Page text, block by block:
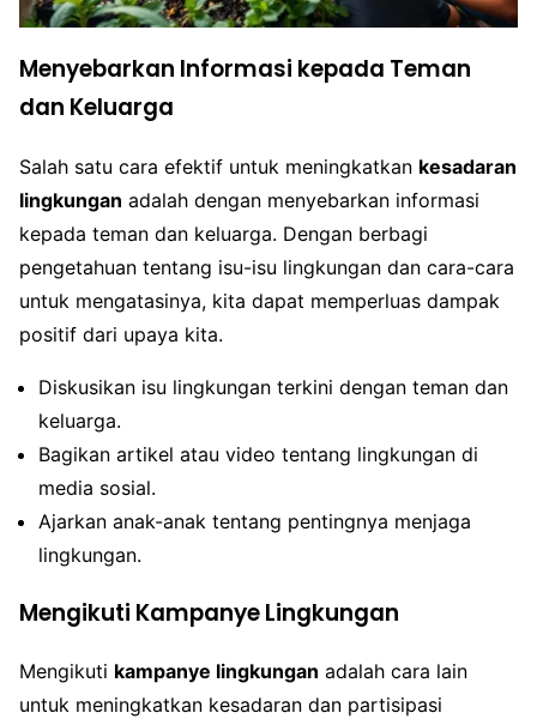
Menyebarkan Informasi kepada Teman
dan Keluarga
Salah satu cara efektif untuk meningkatkan kesadaran
lingkungan adalah dengan menyebarkan informasi
kepada teman dan keluarga. Dengan berbagi
pengetahuan tentang isu-isu lingkungan dan cara-cara
untuk mengatasinya, kita dapat memperluas dampak
positif dari upaya kita.
Diskusikan isu lingkungan terkini dengan teman dan
keluarga.
Bagikan artikel atau video tentang lingkungan di
media sosial.
Ajarkan anak-anak tentang pentingnya menjaga
lingkungan.
Mengikuti Kampanye Lingkungan
Mengikuti kampanye lingkungan adalah cara lain
untuk meningkatkan kesadaran dan partisipasi